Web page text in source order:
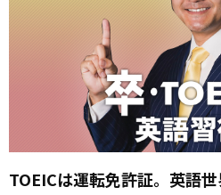
TOEICは運転免許証。英語